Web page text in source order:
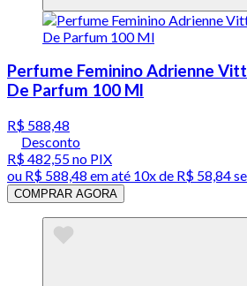
Perfume Feminino Adrienne
De Parfum 100 Ml
R$ 588,48
Desconto
R$ 482,55no PIX
ou R$ 588,48 em até 10x de R$ 58,84
COMPRAR AGORA